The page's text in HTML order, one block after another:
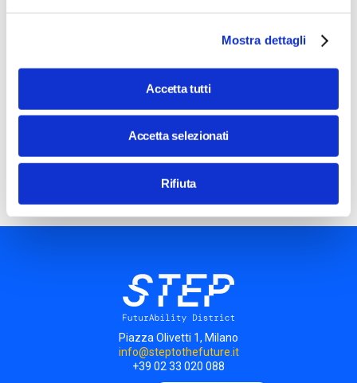
Mostra dettagli
Accetta tutti
Accetta selezionati
Rifiuta
digitale
Miserandino
21 Feb 2023 / 18:00 - 19:30
Costo gratuito
Il digitale è sempre più al centro della nostra vita privata e
lavorativa e la sicurezza informatica è diventata
quella delle imprese e delle pubbliche amministrazioni.
Piazza Olivetti 1, Milano
info@steptothefuture.it
+39 02 33 020 088